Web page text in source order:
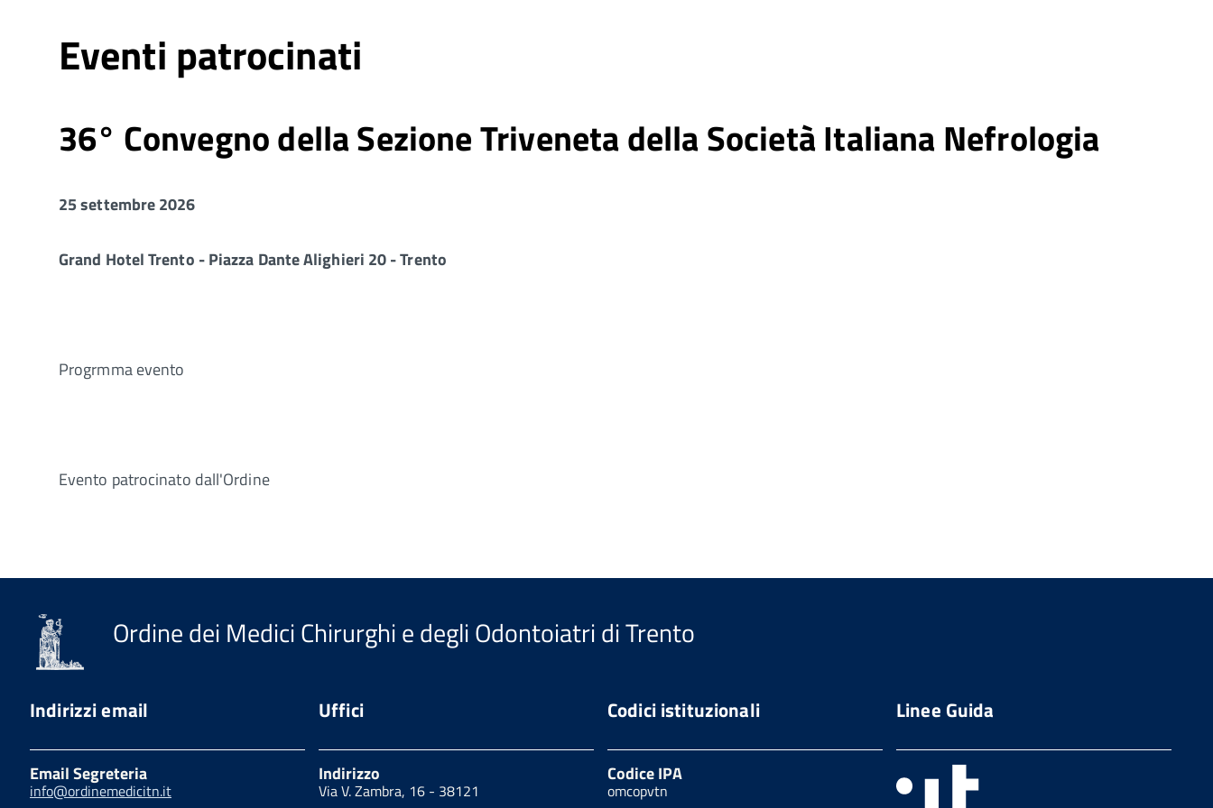
Eventi patrocinati
36° Convegno della Sezione Triveneta della Società Italiana Nefrologia
25 settembre 2026
Grand Hotel Trento - Piazza Dante Alighieri 20 - Trento
Progrmma evento
Evento patrocinato dall'Ordine
Ordine dei Medici Chirurghi e degli Odontoiatri di Trento
Indirizzi email
Email Segreteria
info@ordinemedicitn.it
Uffici
Indirizzo
Via V. Zambra, 16 - 38121
Codici istituzionali
Codice IPA
omcopvtn
Linee Guida